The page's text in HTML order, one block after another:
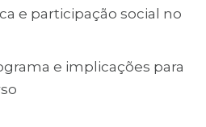
e participação social no
e implicações para